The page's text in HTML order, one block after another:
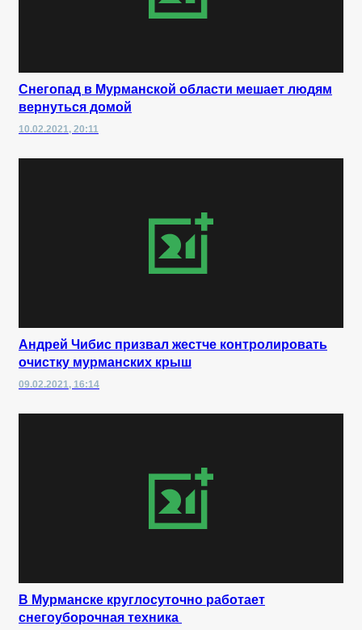
Снегопад в Мурманской области мешает людям
вернуться домой
10.02.2021, 20:11
Андрей Чибис призвал жестче контролировать
очистку мурманских крыш
09.02.2021, 16:14
В Мурманске круглосуточно работает
снегоуборочная техника